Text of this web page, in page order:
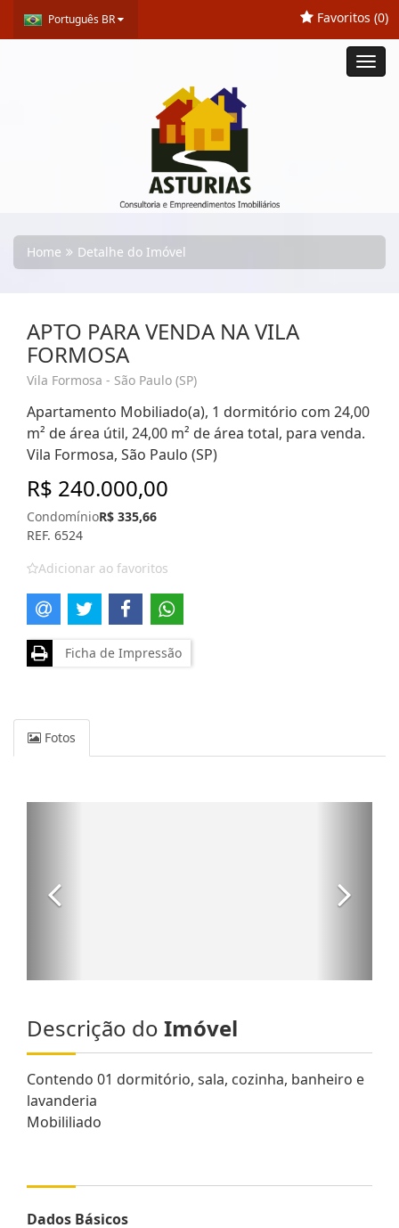
Português BR Favoritos (0)
Home Detalhe do Imóvel
APTO PARA VENDA NA VILA
FORMOSA
Vila Formosa - São Paulo (SP)
Apartamento Mobiliado(a), 1 dormitório com 24,00
m² de área útil, 24,00 m² de área total, para venda.
Vila Formosa, São Paulo (SP)
R$ 240.000,00
CondomínioR$ 335,66
REF. 6524
Adicionar ao favoritos
Ficha de Impressão
Fotos
Descrição do Imóvel
Contendo 01 dormitório, sala, cozinha, banheiro e
lavanderia
Mobililiado
Dados Básicos